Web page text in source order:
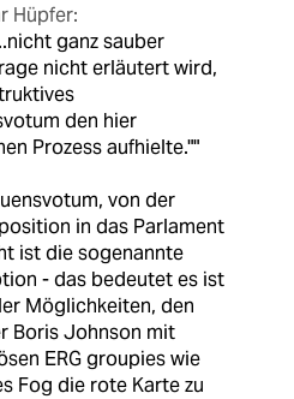
Hüpfer:
ganz sauber
nicht erläutert wird,
den hier
Prozess aufhielte.""
von der
in das Parlament
ist die sogenannte
- das bedeutet es ist
Möglichkeiten, den
Boris Johnson mit
ERG groupies wie
Fog die rote Karte zu